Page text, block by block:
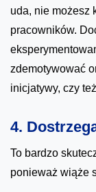
uda, nie możesz
pracowników.
zdemotywować
inicjatywy, czy
4.
To bardzo
ponieważ wiąże